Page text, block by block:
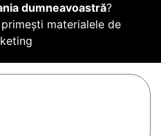
dumneavoastră?
materialele de